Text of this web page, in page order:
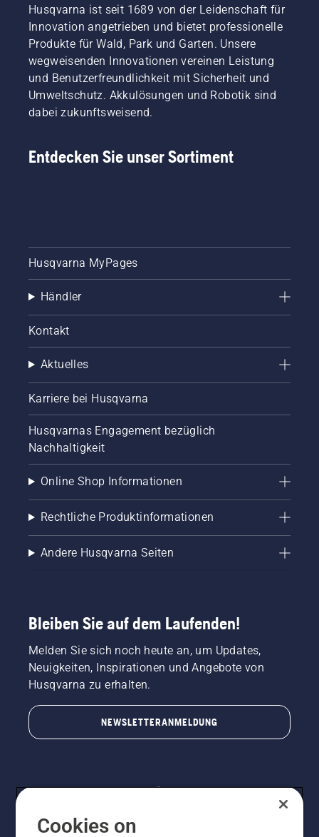
Husqvarna ist seit 1689 von der Leidenschaft für
Innovation angetrieben und bietet professionelle
Produkte für Wald, Park und Garten. Unsere
wegweisenden Innovationen vereinen Leistung
und Benutzerfreundlichkeit mit Sicherheit und
Umweltschutz. Akkulösungen und Robotik sind
dabei zukunftsweisend.
Entdecken Sie unser Sortiment
Husqvarna MyPages
Händler
Kontakt
Aktuelles
Karriere bei Husqvarna
Husqvarnas Engagement bezüglich
Nachhaltigkeit
Online Shop Informationen
Rechtliche Produktinformationen
Andere Husqvarna Seiten
Bleiben Sie auf dem Laufenden!
Melden Sie sich noch heute an, um Updates,
Neuigkeiten, Inspirationen und Angebote von
Husqvarna zu erhalten.
NEWSLETTERANMELDUNG
Cookies on